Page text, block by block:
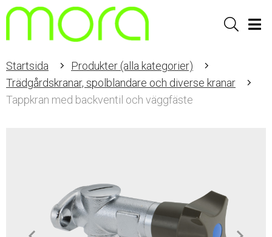
Sök
Startsida
Produkter (alla kategorier)
Trädgårdskranar, spolblandare och diverse kranar
Tappkran med backventil och väggfäste